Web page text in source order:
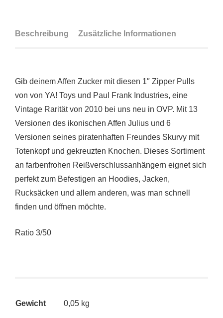
Beschreibung Zusätzliche Informationen
Gib deinem Affen Zucker mit diesen 1″ Zipper Pulls
von von YA! Toys und Paul Frank Industries, eine
Vintage Rarität von 2010 bei uns neu in OVP. Mit 13
Versionen des ikonischen Affen Julius und 6
Versionen seines piratenhaften Freundes Skurvy mit
Totenkopf und gekreuzten Knochen. Dieses Sortiment
an farbenfrohen Reißverschlussanhängern eignet sich
perfekt zum Befestigen an Hoodies, Jacken,
Rucksäcken und allem anderen, was man schnell
finden und öffnen möchte.
Ratio 3/50
Gewicht 0,05 kg